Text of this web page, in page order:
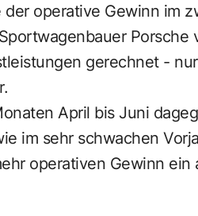
operative Gewinn im
Porsche
gerechnet -
April bis Juni
im sehr schwachen
operativen Gewinn ein